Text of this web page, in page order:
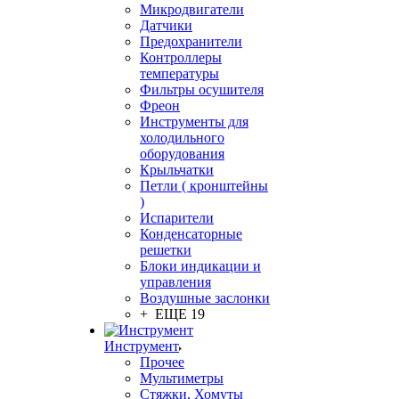
Микродвигатели
Датчики
Предохранители
Контроллеры
температуры
Фильтры осушителя
Фреон
Инструменты для
холодильного
оборудования
Крыльчатки
Петли ( кронштейны
)
Испарители
Конденсаторные
решетки
Блоки индикации и
управления
Воздушные заслонки
+ ЕЩЕ 19
Инструмент
Прочее
Мультиметры
Стяжки, Хомуты